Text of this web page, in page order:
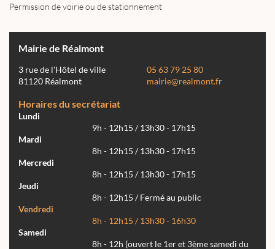
Permission de voirie ou de stationnement
Mairie de Réalmont
3 rue de l'Hôtel de ville
81120 Réalmont
05 63 79 25 80
mairie@realmont.fr
Horaires du secrétariat
Lundi
9h - 12h15 / 13h30 - 17h15
Mardi
8h - 12h15 / 13h30 - 17h15
Mercredi
8h - 12h15 / 13h30 - 17h15
Jeudi
8h - 12h15 / Fermé au public
Vendredi
8h - 12h15 / 13h30 - 16h30
Samedi
8h - 12h (ouvert le 1er et 3ème samedi du